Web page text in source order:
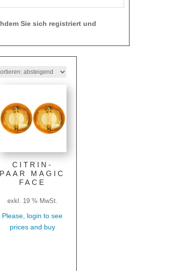
Sie sich registriert und
CITRIN-
PAAR MAGIC
FACE
exkl. 19 % MwSt.
Please, login to see
prices and buy